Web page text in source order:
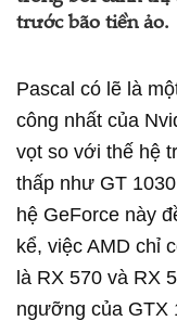
trước bão tiền ảo.
Pascal có lẽ là
công nhất của
vọt so với thế hệ
thấp như GT
hệ GeForce này
kể, việc AMD chỉ
là RX 570 và RX
ngưỡng của GTX